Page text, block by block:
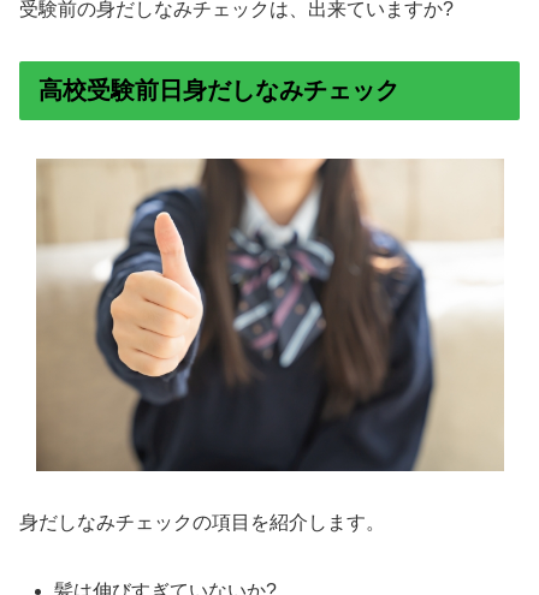
受験前の身だしなみチェックは、出来ていますか?
高校受験前日身だしなみチェック
身だしなみチェックの項目を紹介します。
髪は伸びすぎていないか?